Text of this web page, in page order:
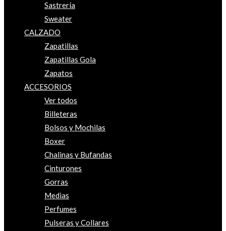
Sastrería
Sweater
CALZADO
Zapatillas
Zapatillas Gola
Zapatos
ACCESORIOS
Ver todos
Billeteras
Bolsos y Mochilas
Boxer
Chalinas y Bufandas
Cinturones
Gorras
Medias
Perfumes
Pulseras y Collares